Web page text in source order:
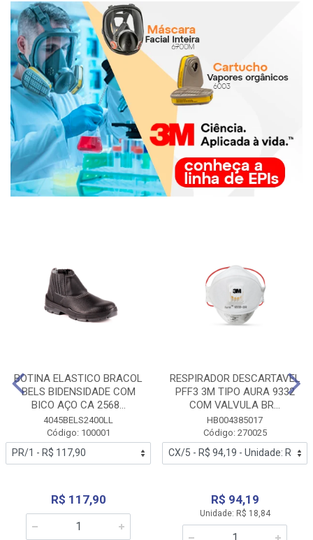
BOTINA ELASTICO BRACOL
BELS BIDENSIDADE COM
BICO AÇO CA 2568...
4045BELS2400LL
Código: 100001
R$ 117,90
RESPIRADOR DESCARTAVEL
PFF3 3M TIPO AURA 9332
COM VALVULA BR...
HB004385017
Código: 270025
R$ 94,19
Unidade: R$ 18,84